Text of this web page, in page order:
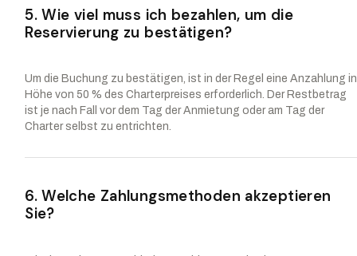
5. Wie viel muss ich bezahlen, um die
Reservierung zu bestätigen?
Um die Buchung zu bestätigen, ist in der Regel eine Anzahlung in
Höhe von 50 % des Charterpreises erforderlich. Der Restbetrag
ist je nach Fall vor dem Tag der Anmietung oder am Tag der
Charter selbst zu entrichten.
6. Welche Zahlungsmethoden akzeptieren
Sie?